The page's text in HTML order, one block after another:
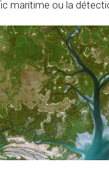
maritime ou la